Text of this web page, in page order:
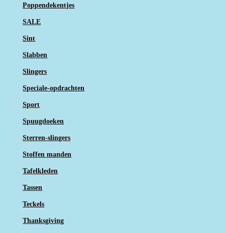
Poppendekentjes
SALE
Sint
Slabben
Slingers
Speciale-opdrachten
Sport
Spuugdoeken
Sterren-slingers
Stoffen manden
Tafelkleden
Tassen
Teckels
Thanksgiving